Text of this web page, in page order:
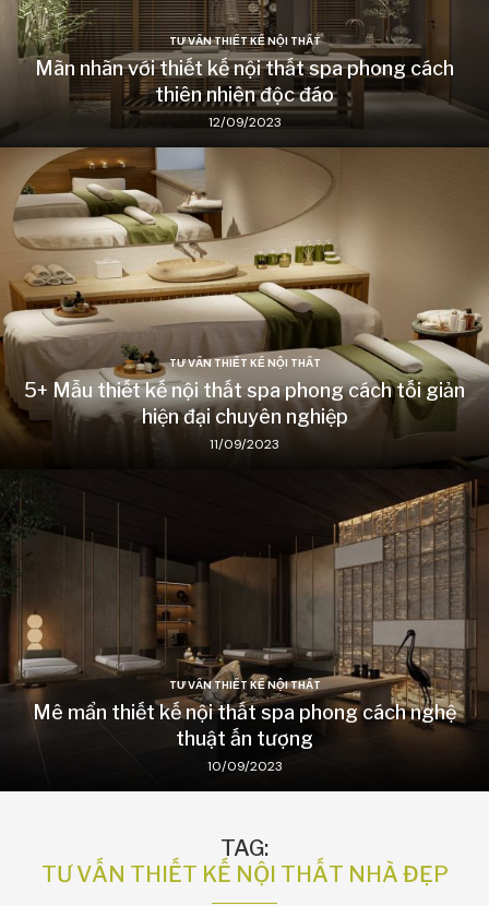
TƯ VẤN THIẾT KẾ NỘI THẤT
Mãn nhãn với thiết kế nội thất spa phong cách
thiên nhiên độc đáo
12/09/2023
TƯ VẤN THIẾT KẾ NỘI THẤT
5+ Mẫu thiết kế nội thất spa phong cách tối giản
hiện đại chuyên nghiệp
11/09/2023
TƯ VẤN THIẾT KẾ NỘI THẤT
Mê mẩn thiết kế nội thất spa phong cách nghệ
thuật ấn tượng
10/09/2023
TAG:
TƯ VẤN THIẾT KẾ NỘI THẤT NHÀ ĐẸP